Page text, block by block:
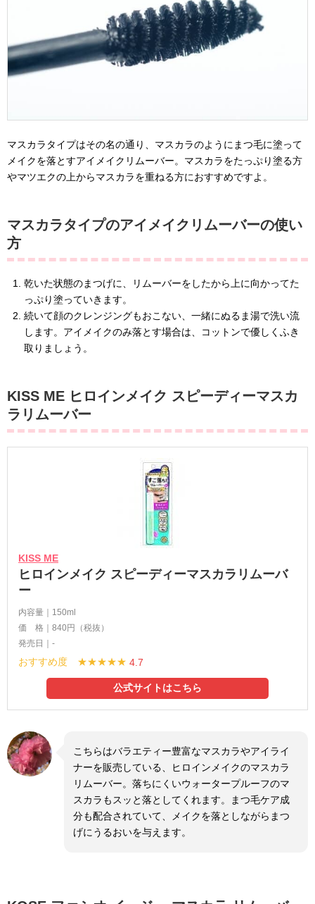
マスカラタイプはその名の通り、マスカラのようにまつ毛に塗って
メイクを落とすアイメイクリムーバー。マスカラをたっぷり塗る方
やマツエクの上からマスカラを重ねる方におすすめですよ。
マスカラタイプのアイメイクリムーバーの使い
方
乾いた状態のまつげに、リムーバーをしたから上に向かってた
っぷり塗っていきます。
続いて顔のクレンジングもおこない、一緒にぬるま湯で洗い流
します。アイメイクのみ落とす場合は、コットンで優しくふき
取りましょう。
KISS ME ヒロインメイク スピーディーマスカ
ラリムーバー
KISS ME
ヒロインメイク スピーディーマスカラリムーバ
ー
内容量｜150ml
価 格｜840円（税抜）
発売日｜-
おすすめ度 ★★★★★ 4.7
公式サイトはこちら
こちらはバラエティー豊富なマスカラやアイライ
ナーを販売している、ヒロインメイクのマスカラ
リムーバー。落ちにくいウォータープルーフのマ
スカラもスッと落としてくれます。まつ毛ケア成
分も配合されていて、メイクを落としながらまつ
げにうるおいを与えます。